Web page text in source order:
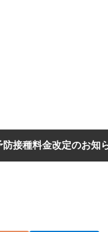
防接種料金改定のお知